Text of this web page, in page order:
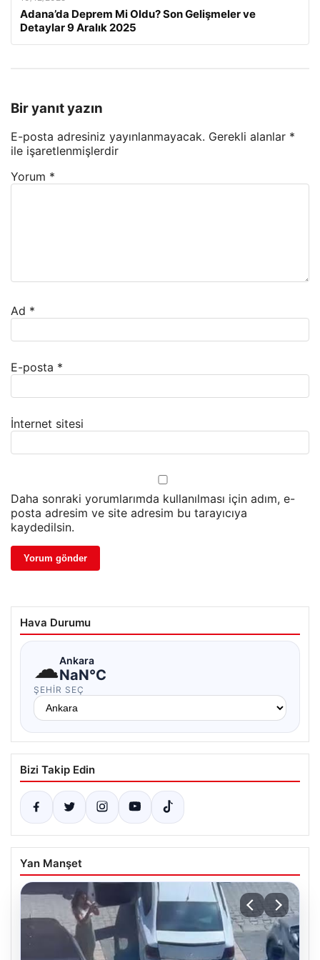
Adana’da Deprem Mi Oldu? Son Gelişmeler ve
Detaylar 9 Aralık 2025
Bir yanıt yazın
E-posta adresiniz yayınlanmayacak. Gerekli alanlar *
ile işaretlenmişlerdir
Yorum *
Ad *
E-posta *
İnternet sitesi
Daha sonraki yorumlarımda kullanılması için adım, e-
posta adresim ve site adresim bu tarayıcıya
kaydedilsin.
Hava Durumu
☁Ankara
NaN°C
ŞEHIR SEÇ
Bizi Takip Edin
Yan Manşet